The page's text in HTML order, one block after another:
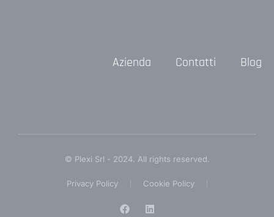
Azienda Contatti Blog
© Plexi Srl - 2024. All rights reserved.
Privacy Policy Cookie Policy